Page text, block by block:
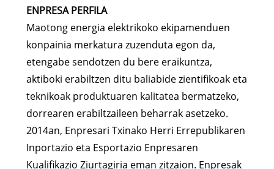
ENPRESA PERFILA
Maotong energia elektrikoko ekipamenduen
konpainia merkatura zuzenduta egon da,
etengabe sendotzen du bere eraikuntza,
aktiboki erabiltzen ditu baliabide zientifikoak eta
teknikoak produktuaren kalitatea bermatzeko,
dorrearen erabiltzaileen beharrak asetzeko.
2014an, Enpresari Txinako Herri Errepublikaren
Inportazio eta Esportazio Enpresaren
Kualifikazio Ziurtagiria eman zitzaion. Enpresak